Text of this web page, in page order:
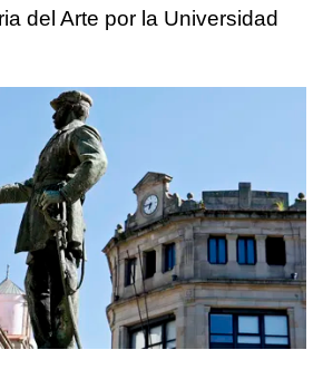
del Arte por la Universidad